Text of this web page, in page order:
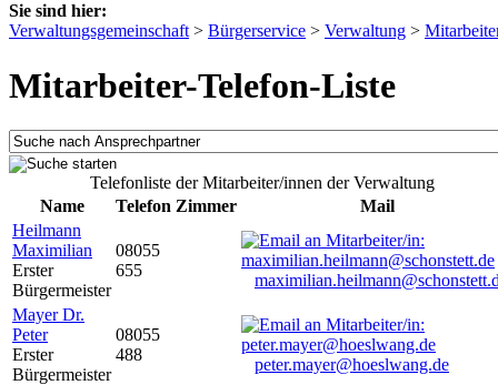
Sie sind hier:
Verwaltungsgemeinschaft > Bürgerservice > Verwaltung >
Mitarbeiter-Telefon-Liste
Telefonliste der Mitarbeiter/innen der Verwaltung
Name
Telefon Zimmer
Mail
Heilmann
Maximilian
Erster
Bürgermeister
08055
655
Mayer Dr.
Peter
Erster
Bürgermeister
08055
488
peter.mayer@hoeslwang.de